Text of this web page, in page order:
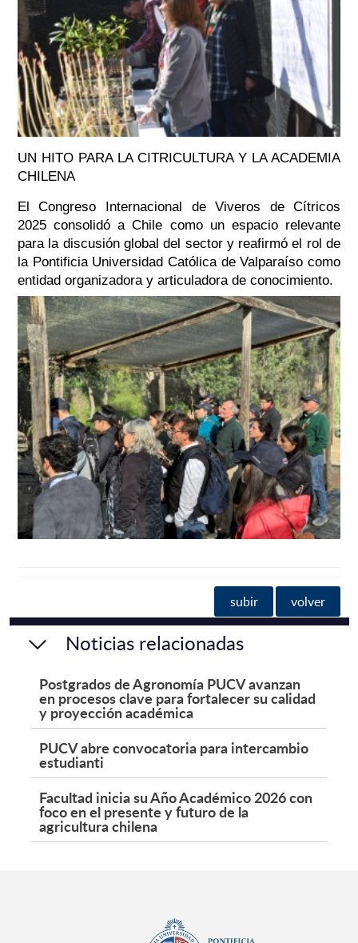
UN HITO PARA LA CITRICULTURA Y LA ACADEMIA
CHILENA
El Congreso Internacional de Viveros de Cítricos
2025 consolidó a Chile como un espacio relevante
para la discusión global del sector y reafirmó el rol de
la Pontificia Universidad Católica de Valparaíso como
entidad organizadora y articuladora de conocimiento.
subir volver
Noticias relacionadas
Postgrados de Agronomía PUCV avanzan
en procesos clave para fortalecer su calidad
y proyección académica
PUCV abre convocatoria para intercambio
estudianti
Facultad inicia su Año Académico 2026 con
foco en el presente y futuro de la
agricultura chilena